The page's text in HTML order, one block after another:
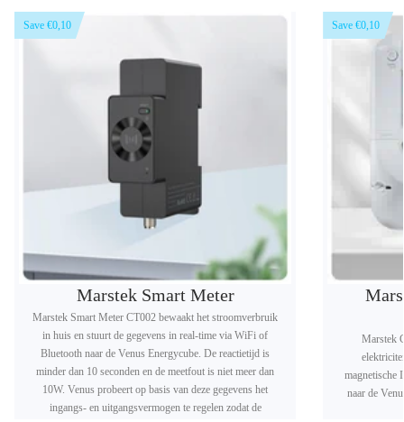
Save €0,10
Marstek Smart Meter
Marstek Smart Meter CT002 bewaakt het stroomverbruik
in huis en stuurt de gegevens in real-time via WiFi of
Bluetooth naar de Venus Energycube. De reactietijd is
minder dan 10 seconden en de meetfout is niet meer dan
10W. Venus probeert op basis van deze gegevens het
ingangs- en uitgangsvermogen te regelen zodat de
Save €0,10
Marstek
magnetische
naar de